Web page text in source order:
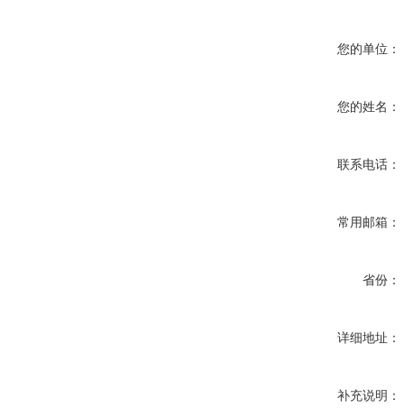
您的单位：
您的姓名：
联系电话：
常用邮箱：
省份：
详细地址：
补充说明：